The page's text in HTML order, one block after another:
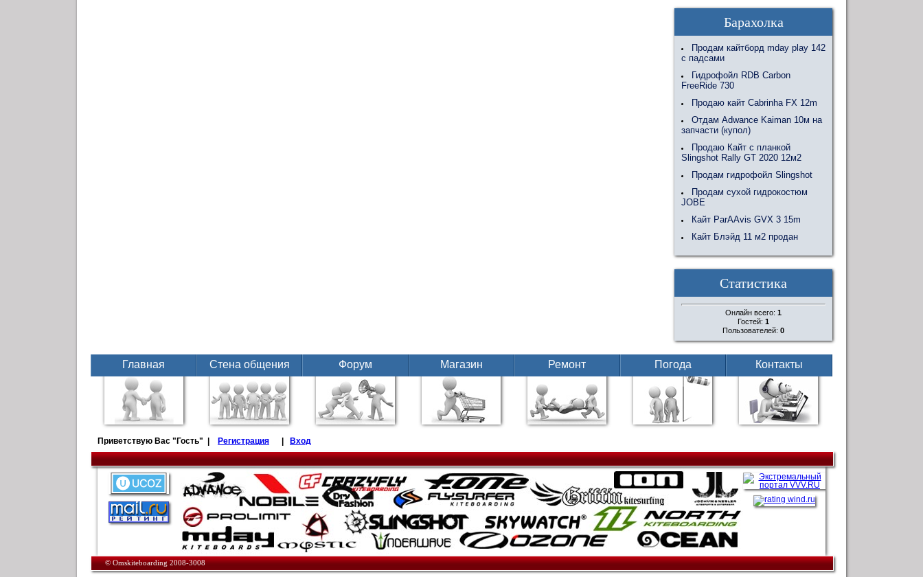
Барахолка
Продам кайтборд mday play 142
с падсами
Гидрофойл RDB Carbon
FreeRide 730
Продаю кайт Cabrinha FX 12m
Отдам Adwance Kaiman 10м на
запчасти (купол)
Продаю Кайт с планкой
Slingshot Rally GT 2020 12м2
Продам гидрофойл Slingshot
Продам сухой гидрокостюм
JOBE
Кайт ParAAvis GVX 3 15m
Кайт Блэйд 11 м2 продан
Статистика
Онлайн всего: 1
Гостей: 1
Пользователей: 0
Главная Стена общения Форум Магазин Ремонт Погода Контакты
Приветствую Вас "Гость" | Регистрация Вход
© Omskiteboarding 2008-3008